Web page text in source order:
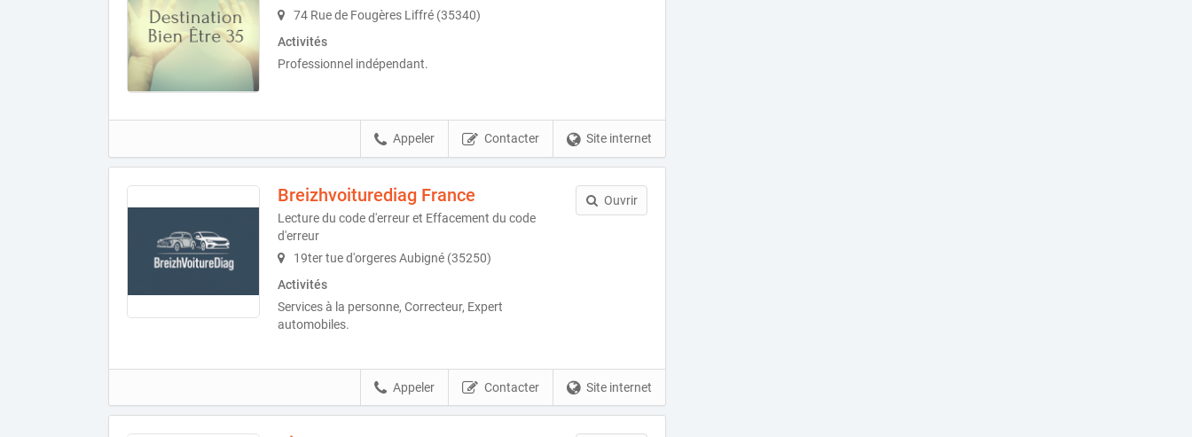
74 Rue de Fougères Liffré (35340)
Activités
Professionnel indépendant.
Site internet
Contacter
Appeler
Breizhvoiturediag France
Lecture du code d'erreur et Effacement du code
d'erreur
19ter tue d'orgeres Aubigné (35250)
Activités
Services à la personne, Correcteur, Expert
automobiles.
Ouvrir
Site internet
Contacter
Appeler